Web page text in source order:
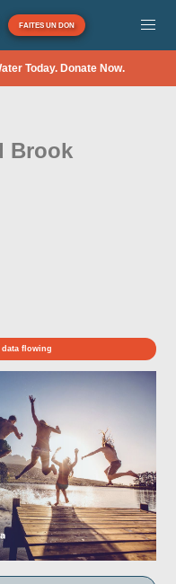
FAITES UN DON
Today. Donate Now.
Brook
data flowing